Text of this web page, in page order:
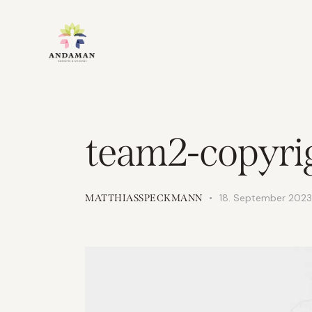
team2-
MATTHIASSPECKMANN 18. September 2023